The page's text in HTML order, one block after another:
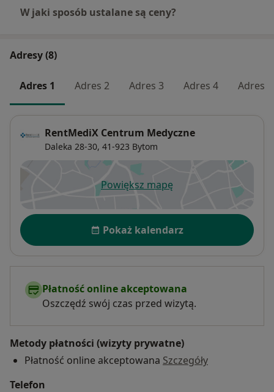
W jaki sposób ustalane są ceny?
Adresy (8)
Adres 1 Adres 2 Adres 3 Adres 4 Adres 5
RentMediX Centrum Medyczne
Daleka 28-30, 41-923 Bytom
Powiększ mapęotwiera się w nowej karcie
Dostępność
Pokaż kalendarz
Płatność online akceptowana
Oszczędź swój czas przed wizytą.
Metody płatności (wizyty prywatne)
Płatność online akceptowana Szczegóły
Telefon